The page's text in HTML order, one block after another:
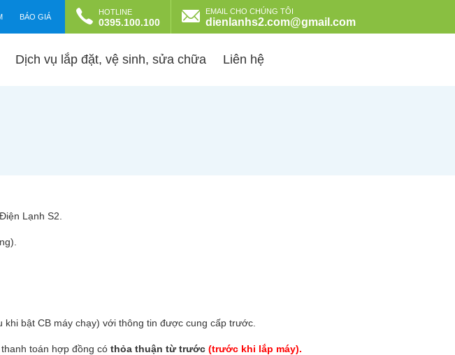
BÁO GIÁ
HOTLINE
0395.100.100
EMAIL CHO CHÚNG TÔI
dienlanhs2.com@gmail.com
Dịch vụ lắp đặt, vệ sinh, sửa chữa Liên hệ
Lạnh S2.
bật CB máy chạy) với thông tin được cung cấp trước.
thanh toán hợp đồng có thỏa thuận từ trước (trước khi lắp máy).